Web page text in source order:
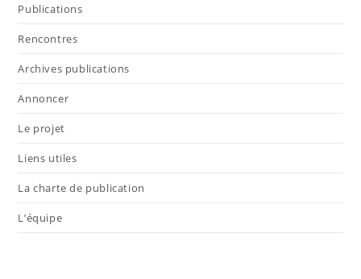
Publications
Rencontres
Archives publications
Annoncer
Le projet
Liens utiles
La charte de publication
L’équipe